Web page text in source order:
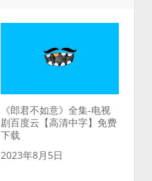
《郎君不如意》全集-电视
剧百度云【高清中字】免费
下载
2023年8月5日